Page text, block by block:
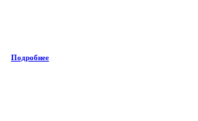
Подробнее